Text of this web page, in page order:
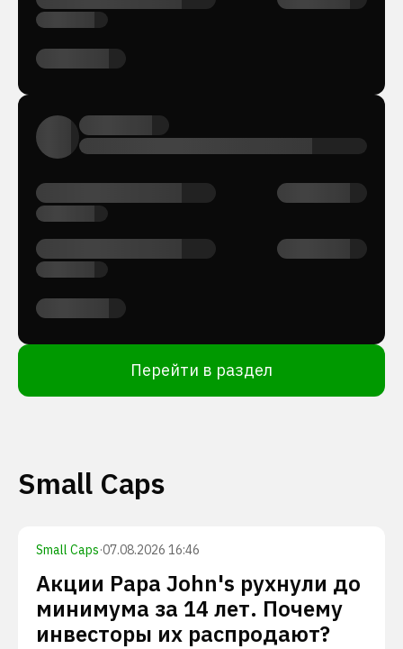
Перейти в раздел
Small Caps
Small Caps·07.08.2026 16:46
Акции Papa John's рухнули до
минимума за 14 лет. Почему
инвесторы их распродают?